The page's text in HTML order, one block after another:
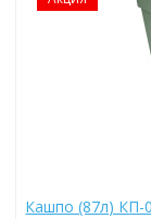
Кашпо (87л) КП-